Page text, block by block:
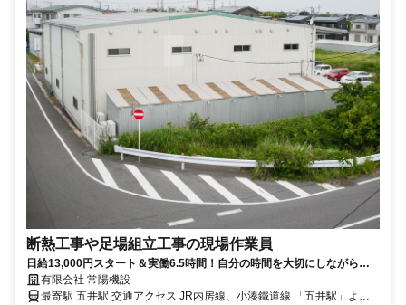
断熱工事や足場組立工事の現場作業員
日給13,000円スタート＆実働6.5時間！自分の時間を大切にしながら働
ける！
有限会社 常陽機設
最寄駅 五井駅 交通アクセス JR内房線、小湊鐵道線 「五井駅」より